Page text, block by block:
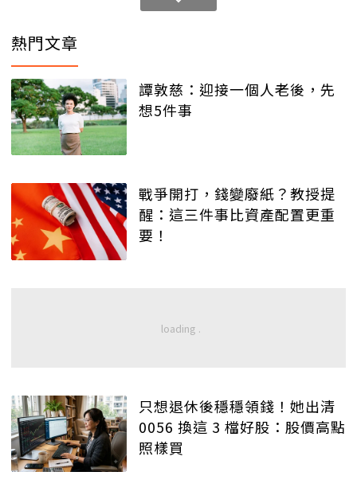
熱門文章
譚敦慈：迎接一個人老後，先
想5件事
戰爭開打，錢變廢紙？教授提
醒：這三件事比資產配置更重
要！
只想退休後穩穩領錢！她出清
0056 換這 3 檔好股：股價高點
照樣買